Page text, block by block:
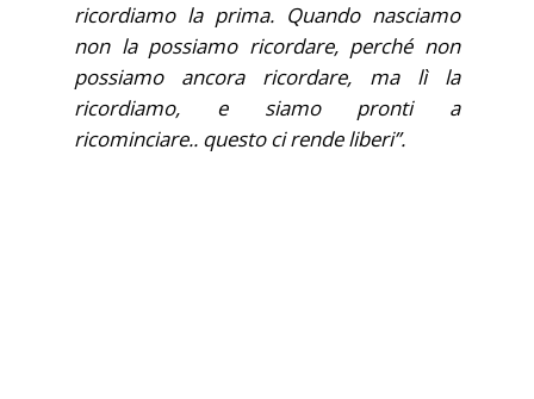
ricordiamo la prima. Quando nasciamo
non la possiamo ricordare, perché non
possiamo ancora ricordare, ma lì la
ricordiamo, e siamo pronti a
ricominciare.. questo ci rende liberi”.